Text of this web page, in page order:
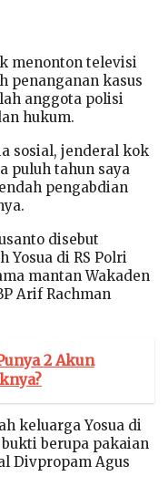
menonton televisi
penanganan kasus
anggota polisi
hukum.
sosial, jenderal kok
puluh tahun saya
pengabdian
disebut
Yosua di RS Polri
mantan Wakaden
Arif Rachman
2 Akun
keluarga Yosua di
berupa pakaian
Divpropam Agus